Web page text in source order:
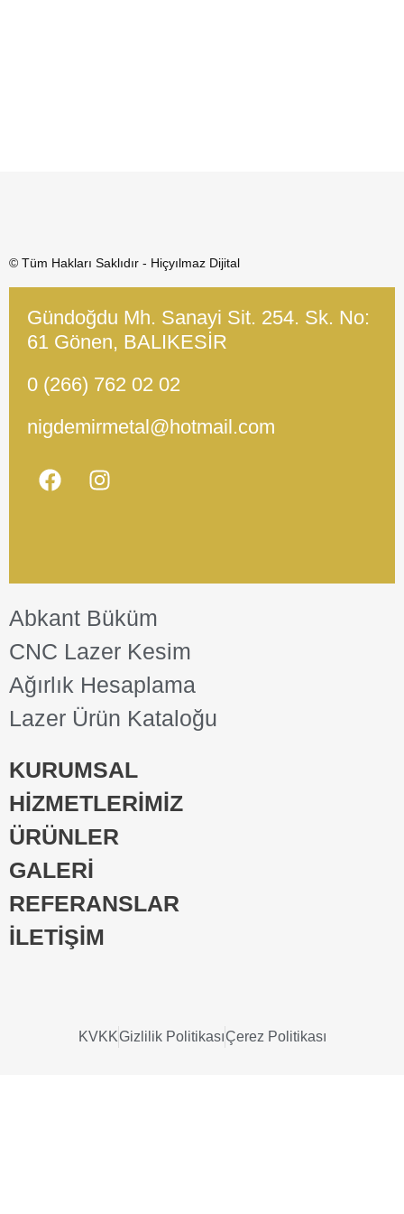
© Tüm Hakları Saklıdır - Hiçyılmaz Dijital
Gündoğdu Mh. Sanayi Sit. 254. Sk. No:
61 Gönen, BALIKESİR
0 (266) 762 02 02
nigdemirmetal@hotmail.com
Abkant Büküm
CNC Lazer Kesim
Ağırlık Hesaplama
Lazer Ürün Kataloğu
KURUMSAL
HİZMETLERİMİZ
ÜRÜNLER
GALERİ
REFERANSLAR
İLETİŞİM
KVKKGizlilik PolitikasıÇerez Politikası